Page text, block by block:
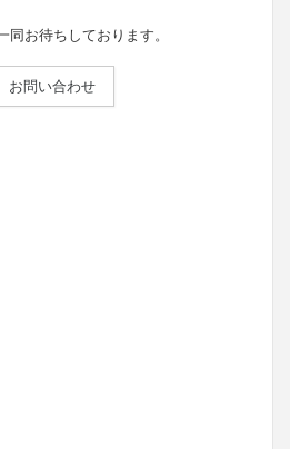
同お待ちしております。
お問い合わせ